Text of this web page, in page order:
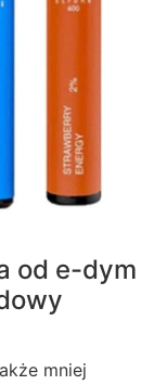
od e-dym
mniej